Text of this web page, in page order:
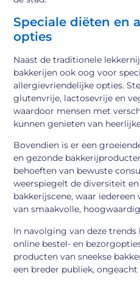
Speciale diëten en
opties
Naast de traditionele
bakkerijen ook oog voor
allergievriendelijke opties.
glutenvrije, lactosevrije en
waardoor mensen met
kunnen genieten van
Bovendien is er een
en gezonde
behoeften van bewuste
weerspiegelt de diversiteit
bakkerijscene, waar
van smaakvolle,
In navolging van deze
online bestel- en
producten van sneekse
een breder publiek,